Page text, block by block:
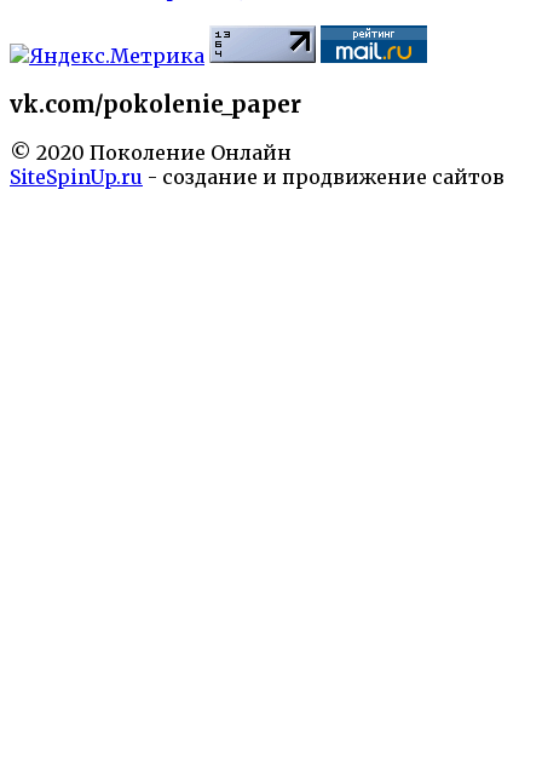
vk.com/pokolenie_paper
© 2020 Поколение Онлайн
SiteSpinUp.ru - создание и продвижение сайтов